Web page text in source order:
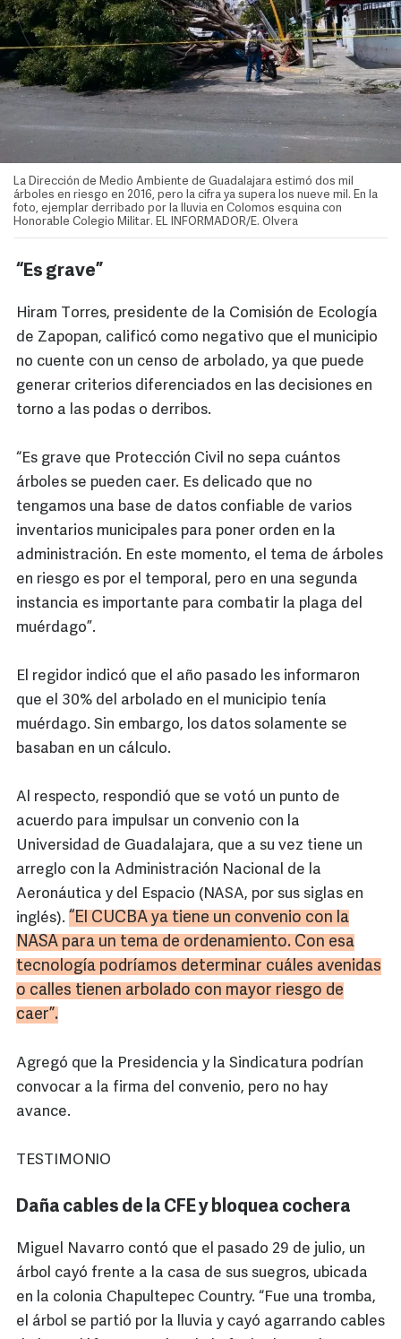
La Dirección de Medio Ambiente de Guadalajara estimó dos mil
árboles en riesgo en 2016, pero la cifra ya supera los nueve mil. En la
foto, ejemplar derribado por la lluvia en Colomos esquina con
Honorable Colegio Militar. EL INFORMADOR/E. Olvera
“Es grave”
Hiram Torres, presidente de la Comisión de Ecología
de Zapopan, calificó como negativo que el municipio
no cuente con un censo de arbolado, ya que puede
generar criterios diferenciados en las decisiones en
torno a las podas o derribos.
“Es grave que Protección Civil no sepa cuántos
árboles se pueden caer. Es delicado que no
tengamos una base de datos confiable de varios
inventarios municipales para poner orden en la
administración. En este momento, el tema de árboles
en riesgo es por el temporal, pero en una segunda
instancia es importante para combatir la plaga del
muérdago”.
El regidor indicó que el año pasado les informaron
que el 30% del arbolado en el municipio tenía
muérdago. Sin embargo, los datos solamente se
basaban en un cálculo.
Al respecto, respondió que se votó un punto de
acuerdo para impulsar un convenio con la
Universidad de Guadalajara, que a su vez tiene un
arreglo con la Administración Nacional de la
Aeronáutica y del Espacio (NASA, por sus siglas en
inglés). “El CUCBA ya tiene un convenio con la
NASA para un tema de ordenamiento. Con esa
tecnología podríamos determinar cuáles avenidas
o calles tienen arbolado con mayor riesgo de
caer”.
Agregó que la Presidencia y la Sindicatura podrían
convocar a la firma del convenio, pero no hay
avance.
TESTIMONIO
Daña cables de la CFE y bloquea cochera
Miguel Navarro contó que el pasado 29 de julio, un
árbol cayó frente a la casa de sus suegros, ubicada
en la colonia Chapultepec Country. “Fue una tromba,
el árbol se partió por la lluvia y cayó agarrando cables